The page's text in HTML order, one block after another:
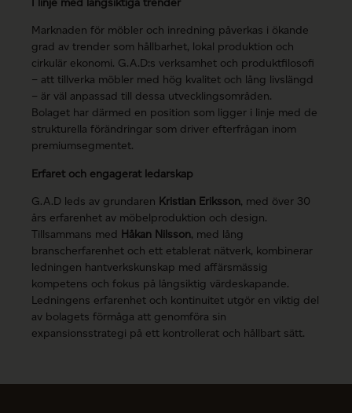
Marknaden för möbler och inredning påverkas i ökande
grad av trender som hållbarhet, lokal produktion och
cirkulär ekonomi. G.A.D:s verksamhet och produktfilosofi
– att tillverka möbler med hög kvalitet och lång livslängd
– är väl anpassad till dessa utvecklingsområden.
Bolaget har därmed en position som ligger i linje med de
strukturella förändringar som driver efterfrågan inom
premiumsegmentet.
Erfaret och engagerat ledarskap
G.A.D leds av grundaren Kristian Eriksson, med över 30
års erfarenhet av möbelproduktion och design.
Tillsammans med Håkan Nilsson, med lång
branscherfarenhet och ett etablerat nätverk, kombinerar
ledningen hantverkskunskap med affärsmässig
kompetens och fokus på långsiktig värdeskapande.
Ledningens erfarenhet och kontinuitet utgör en viktig del
av bolagets förmåga att genomföra sin
expansionsstrategi på ett kontrollerat och hållbart sätt.